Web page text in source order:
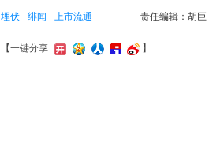
责任编辑：胡巨
埋伏 绯闻 上市流通
【一键分享 】